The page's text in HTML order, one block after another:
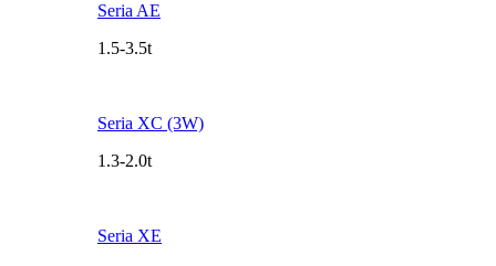
Seria AE
1.5-3.5t
Seria XC (3W)
1.3-2.0t
Seria XE